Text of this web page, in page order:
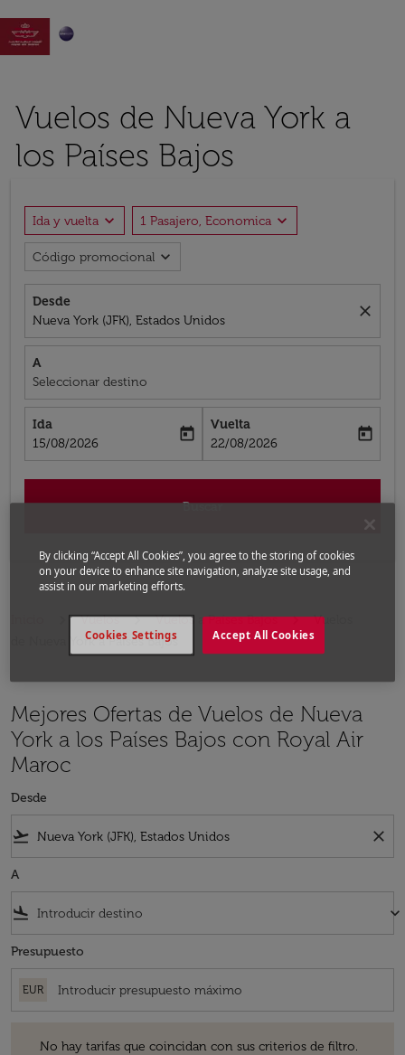

Vuelos de Nueva York a
los Países Bajos
Ida y vuelta expand_more 1 Pasajero, Economica expand_more
Código promocional expand_more
Desde
Nueva York (JFK), Estados Unidos
close
A
Seleccionar destino
Ida
fc-booking-departure-date-aria-label
15/08/2026
today
Vuelta
fc-booking-return-date-aria-label
22/08/2026
today
Buscar
Vuelos Vuelos a Países Bajos
Vuelos
de Nueva York a Países Bajos
Mejores Ofertas de Vuelos de Nueva
York a los Países Bajos con Royal Air
Maroc
Desde
flight_takeoff close
A
flight_land keyboard_arrow_down
Presupuesto
EUR
No hay tarifas que coincidan con sus criterios de filtro.
By clicking “Accept All Cookies”, you agree to the storing of cookies
on your device to enhance site navigation, analyze site usage, and
assist in our marketing efforts.
Accept All Cookies
Cookies Settings